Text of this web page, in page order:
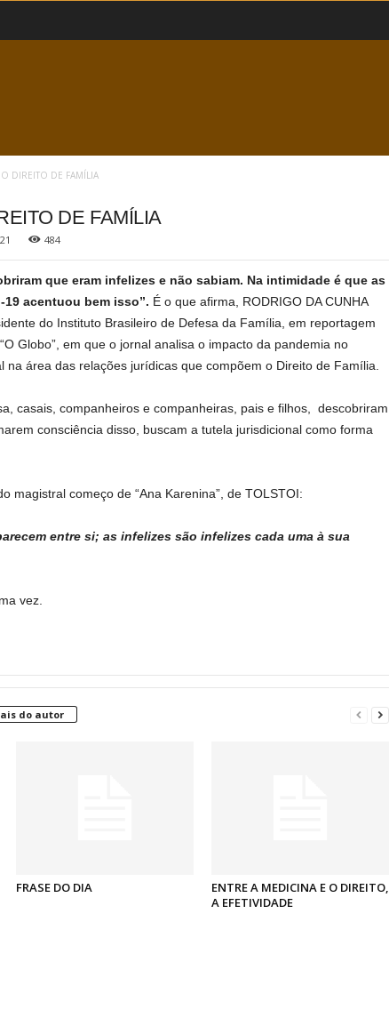
DIREITO DE FAMÍLIA
DE FAMÍLIA
484
que eram infelizes e não sabiam. Na intimidade é que as
acentuou bem isso”. É o que afirma, RODRIGO DA CUNHA
do Instituto Brasileiro de Defesa da Família, em reportagem
Globo”, em que o jornal analisa o impacto da pandemia no
na área das relações jurídicas que compõem o Direito de Família.
casais, companheiros e companheiras, pais e filhos, descobriram
consciência disso, buscam a tutela jurisdicional como forma
magistral começo de “Ana Karenina”, de TOLSTOI:
entre si; as infelizes são infelizes cada uma à sua
vez.
do autor
FRASE DO DIA
ENTRE A MEDICINA E O DIREITO,
A EFETIVIDADE